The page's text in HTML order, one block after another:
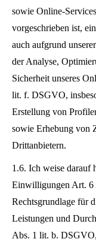
sowie Online-
vorgeschrieben ist,
auch aufgrund
der Analyse,
Sicherheit unseres
lit. f. DSGVO,
Erstellung von
sowie Erhebung von
Drittanbietern.
1.6. Ich weise darauf
Einwilligungen Art.
Rechtsgrundlage für
Leistungen und
Abs. 1 lit. b.